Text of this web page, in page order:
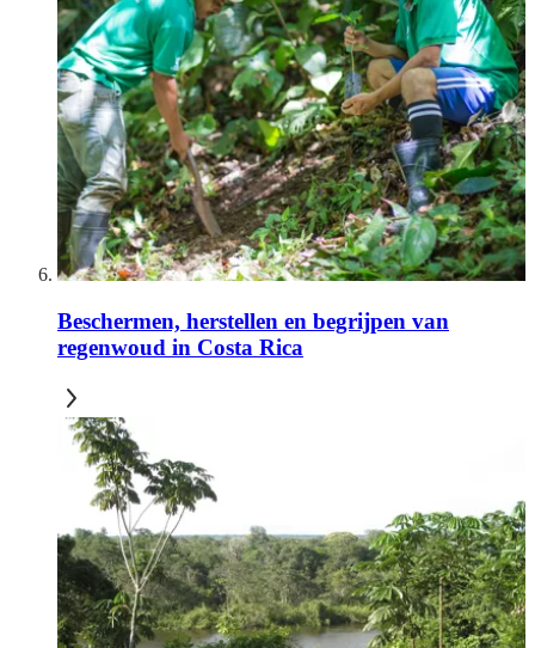
Beschermen, herstellen en begrijpen van
regenwoud in Costa Rica